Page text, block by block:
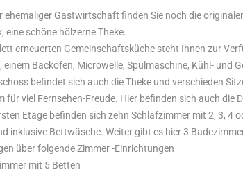
ehemaliger Gastwirtschaft finden Sie noch die
eine schöne hölzerne Theke.
erneuerten Gemeinschaftsküche steht Ihnen zur
einem Backofen, Microwelle, Spülmaschine, Kühl- und
befindet sich auch die Theke und verschieden
für viel Fernsehen-Freude. Hier befinden sich auch die
Etage befinden sich zehn Schlafzimmer mit 2, 3, 4
inklusive Bettwäsche. Weiter gibt es hier 3
über folgende Zimmer -Einrichtungen
mit 5 Betten